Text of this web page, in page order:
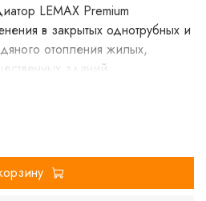
LЕМАХ Premium
в закрытых однотрубных и
отопления жилых,
зданий.